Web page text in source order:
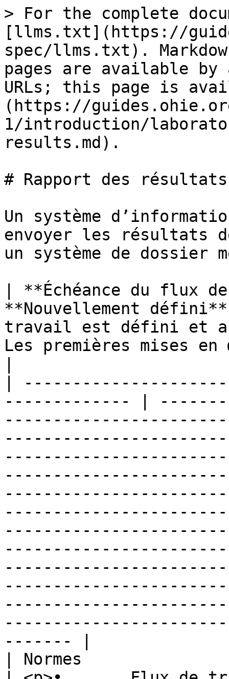
> For the complete
[llms.txt](https://
spec/llms.txt).
pages are available by
URLs; this page is
(https://
1/introduction/
results.md).
# Rapport des
Un système
envoyer les résultats
un système de dossier
| **Échéance du
**Nouvellement
travail est défini et
Les premières mises
|
------------- |
------- |
| Normes